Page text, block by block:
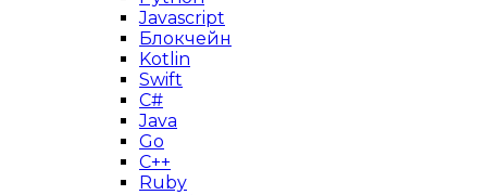
Javascript
Блокчейн
Kotlin
Swift
C#
Java
Go
C++
Ruby